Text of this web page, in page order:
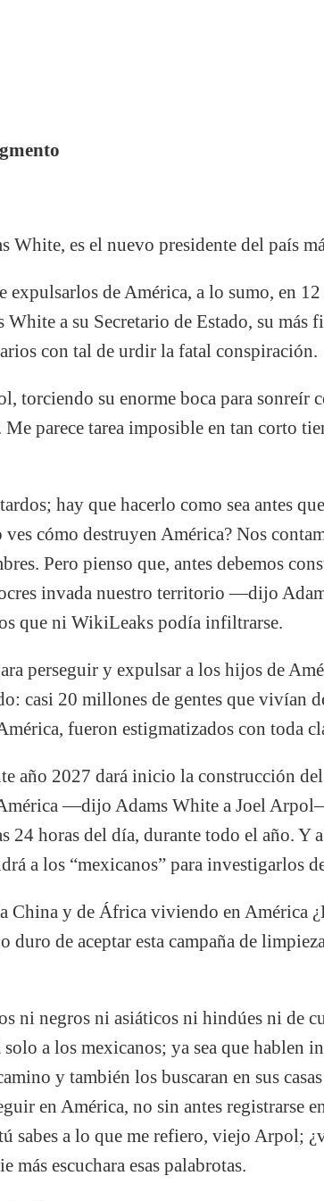
White, es el nuevo presidente del país
de América, a lo sumo, en 12
a su Secretario de Estado, su más
con tal de urdir la fatal conspiración.
su enorme boca para sonreír
parece tarea imposible en tan corto
hay que hacerlo como sea antes
cómo destruyen América? Nos
Pero pienso que, antes debemos
invada nuestro territorio —dijo
que ni WikiLeaks podía infiltrarse.
perseguir y expulsar a los hijos de
casi 20 millones de gentes que vivían
fueron estigmatizados con toda
año 2027 dará inicio la construcción
—dijo Adams White a Joel
24 horas del día, durante todo el año. Y
a los “mexicanos” para investigarlos
China y de África viviendo en América
duro de aceptar esta campaña de
ni negros ni asiáticos ni hindúes ni de
a los mexicanos; ya sea que hablen
y también los buscaran en sus
en América, no sin antes registrarse
sabes a lo que me refiero, viejo Arpol;
más escuchara esas palabrotas.